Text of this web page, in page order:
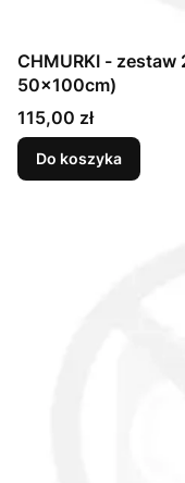
CHMURKI -
50x100cm)
Cena
115,00 zł
Do koszyka